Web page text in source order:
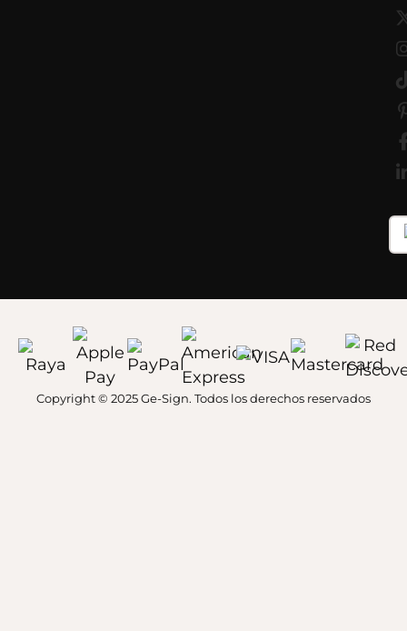
Copyright © 2025 Ge-Sign. Todos los derechos reservados